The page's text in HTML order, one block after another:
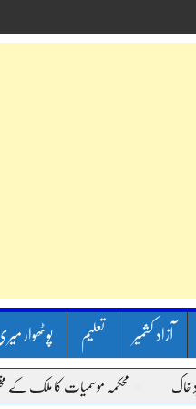
آزاد کشمیر تعلیم پوٹھوار
محکمہ موسمیات کا ملک کے